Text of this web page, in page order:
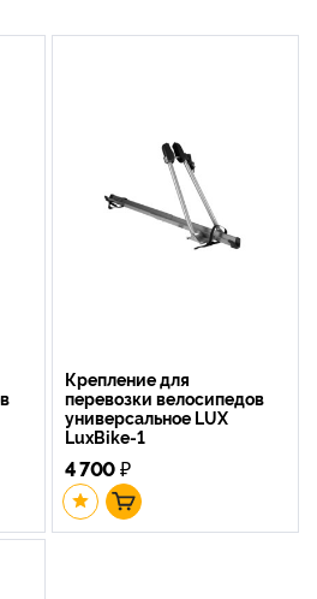
Крепление для
перевозки велосипедов
универсальное LUX
LuxBike-1
4 700₽